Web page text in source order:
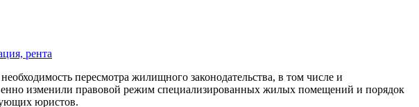
рента
пересмотра жилищного законодательства, в том числе и
изменили правовой режим специализированных жилых помещений и порядок
юристов.